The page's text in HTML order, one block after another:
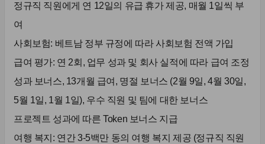
정규직 직원에게 연 12일의 유급 휴가 제공, 매월 1일씩 부
여
사회보험: 베트남 정부 규정에 따라 사회보험 전액 가입
급여 평가: 연 2회, 업무 성과 및 회사 실적에 따라 급여 조정
성과 보너스, 13개월 급여, 명절 보너스 (2월 9일, 4월 30일,
5월 1일, 1월 1일), 우수 직원 및 팀에 대한 보너스
프로젝트 성과에 따른 Token 보너스 지급
여행 복지: 연간 3-5백만 동의 여행 복지 제공 (정규직 직원